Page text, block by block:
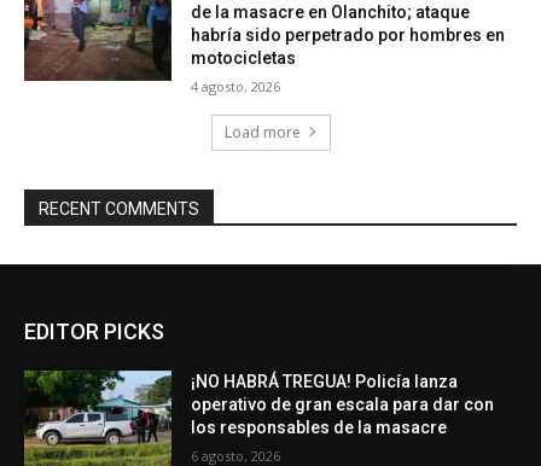
de la masacre en Olanchito; ataque
habría sido perpetrado por hombres en
motocicletas
4 agosto, 2026
Load more
RECENT COMMENTS
EDITOR PICKS
¡NO HABRÁ TREGUA! Policía lanza
operativo de gran escala para dar con
los responsables de la masacre
6 agosto, 2026